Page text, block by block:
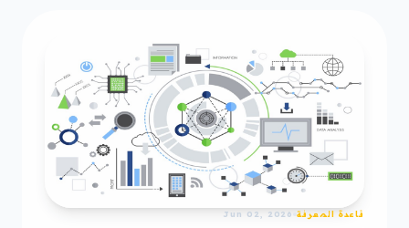
قاعدة المعرفة Jun 02, 2026